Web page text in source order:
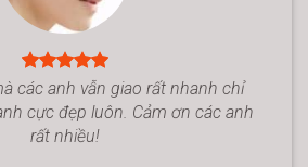
các anh vẫn giao rất nhanh chỉ
cực đẹp luôn. Cảm ơn các anh
rất nhiều!